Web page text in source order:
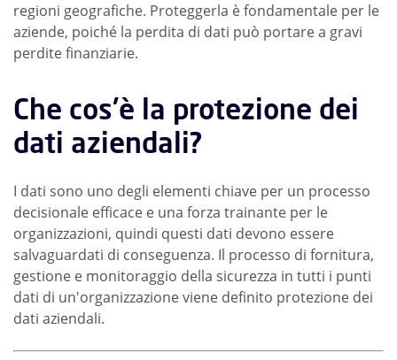
regioni geografiche. Proteggerla è fondamentale per le
aziende, poiché la perdita di dati può portare a gravi
perdite finanziarie.
Che cos'è la protezione dei
dati aziendali?
I dati sono uno degli elementi chiave per un processo
decisionale efficace e una forza trainante per le
organizzazioni, quindi questi dati devono essere
salvaguardati di conseguenza. Il processo di fornitura,
gestione e monitoraggio della sicurezza in tutti i punti
dati di un'organizzazione viene definito protezione dei
dati aziendali.